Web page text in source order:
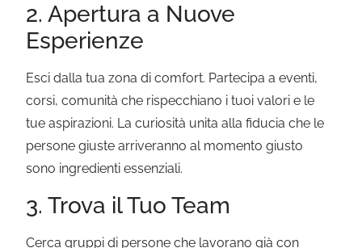
2. Apertura a Nuove
Esperienze
Esci dalla tua zona di comfort. Partecipa a eventi,
corsi, comunità che rispecchiano i tuoi valori e le
tue aspirazioni. La curiosità unita alla fiducia che le
persone giuste arriveranno al momento giusto
sono ingredienti essenziali.
3. Trova il Tuo Team
Cerca gruppi di persone che lavorano già con